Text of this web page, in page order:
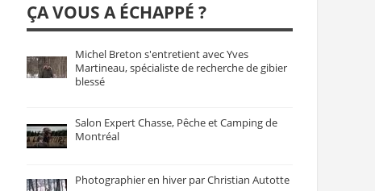
ÇA VOUS A ÉCHAPPÉ ?
Michel Breton s'entretient avec Yves
Martineau, spécialiste de recherche de gibier
blessé
Salon Expert Chasse, Pêche et Camping de
Montréal
Photographier en hiver par Christian Autotte